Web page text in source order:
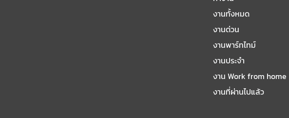
งานทั้งหมด
งานด่วน
งานพาร์ทไทม์
งานประจำ
งาน Work from home
งานที่ผ่านไปแล้ว